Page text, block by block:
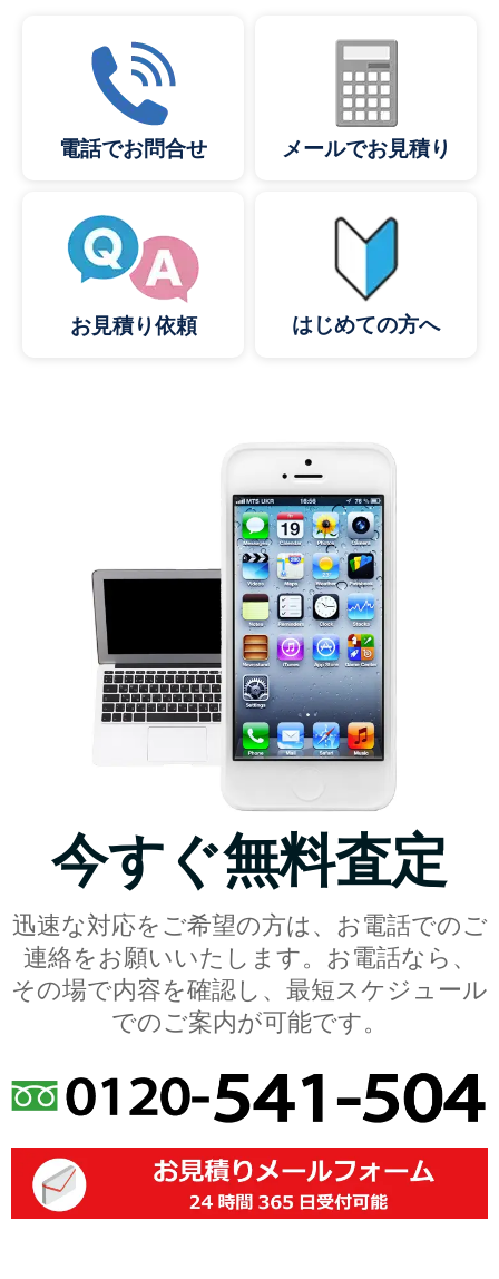
電話でお問合せ メールでお見積り
お見積り依頼 はじめての方へ
今すぐ無料査定
迅速な対応をご希望の方は、お電話でのご
連絡をお願いいたします。お電話なら、
その場で内容を確認し、最短スケジュール
でのご案内が可能です。